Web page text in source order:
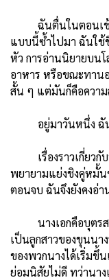
ฉันตื่นในตอนเช้า
แบบนี้ซ้ำไปมา ฉันใช้
หัว การอ่านนิยายบน
อาหาร หรือขณะทาน
สั้น ๆ แต่มันก็คือความ
อยู่มาวันหนึ่ง ฉันพ
เรื่องราวเกี่ยวกับ
พยายามแย่งชิงคู่หมั้น
ตอนจบ ฉันจึงยังคงอ่
นางเอกคือบุตรสา
เป็นลูกสาวของขุนนา
ของพวกนางได้เริ่มขึ้
ย่อมนิสัยไม่ดี ทว่านา